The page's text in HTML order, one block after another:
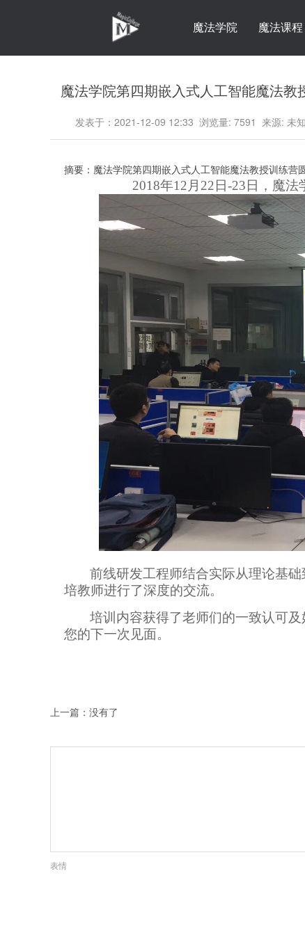
魔法学院 魔法课程
魔法学院第四期嵌入式人工智能魔法教
发表于：2021-12-09 12:33 浏览量: 7591 来源: 未知
摘要： 魔法学院第四期嵌入式人工智能魔法教授训练营
2018年12月 22 日-23 日，魔法
前线研发工程师结合实际从理论基
培教师进行了深度的交流。
培训内容获得了老师们的一致认可
您的下一次见面。
上一篇：没有了
表情